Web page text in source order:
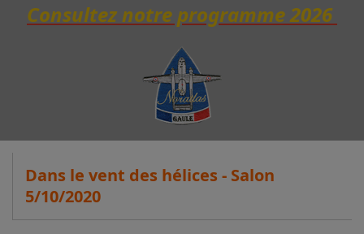
Consultez notre programme 2026
Dans le vent des hélices - Salon
5/10/2020